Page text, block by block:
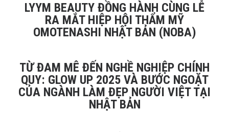
LYYM BEAUTY ĐỒNG HÀNH CÙNG LỄ
RA MẮT HIỆP HỘI THẨM MỸ
OMOTENASHI NHẬT BẢN (NOBA)
TỪ ĐAM MÊ ĐẾN NGHỀ NGHIỆP CHÍNH
QUY: GLOW UP 2025 VÀ BƯỚC NGOẶT
CỦA NGÀNH LÀM ĐẸP NGƯỜI VIỆT TẠI
NHẬT BẢN